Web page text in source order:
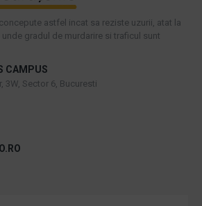
astfel incat sa reziste uzurii, atat la
unde gradul de murdarire si traficul sunt
CAMPUS
3W, Sector 6, Bucuresti